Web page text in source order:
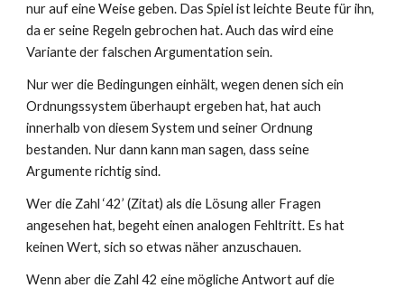
nur auf eine Weise geben. Das Spiel ist leichte Beute für ihn,
da er seine Regeln gebrochen hat. Auch das wird eine
Variante der falschen Argumentation sein.
Nur wer die Bedingungen einhält, wegen denen sich ein
Ordnungssystem überhaupt ergeben hat, hat auch
innerhalb von diesem System und seiner Ordnung
bestanden. Nur dann kann man sagen, dass seine
Argumente richtig sind.
Wer die Zahl ‘42’ (Zitat) als die Lösung aller Fragen
angesehen hat, begeht einen analogen Fehltritt. Es hat
keinen Wert, sich so etwas näher anzuschauen.
Wenn aber die Zahl 42 eine mögliche Antwort auf die